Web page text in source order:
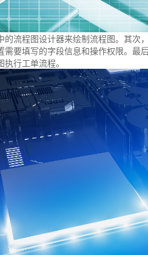
的流程图设计器来绘制流程图。其次
需要填写的字段信息和操作权限。最
行工单流程。